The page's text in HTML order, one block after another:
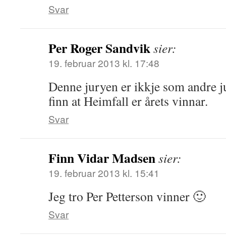
Svar
Per Roger Sandviksier:
19. februar 2013 kl. 17:48
Denne juryen er ikkje som andre
finn at Heimfall er årets vinnar.
Svar
Finn Vidar Madsensier:
19. februar 2013 kl. 15:41
Jeg tro Per Petterson vinner 🙂
Svar